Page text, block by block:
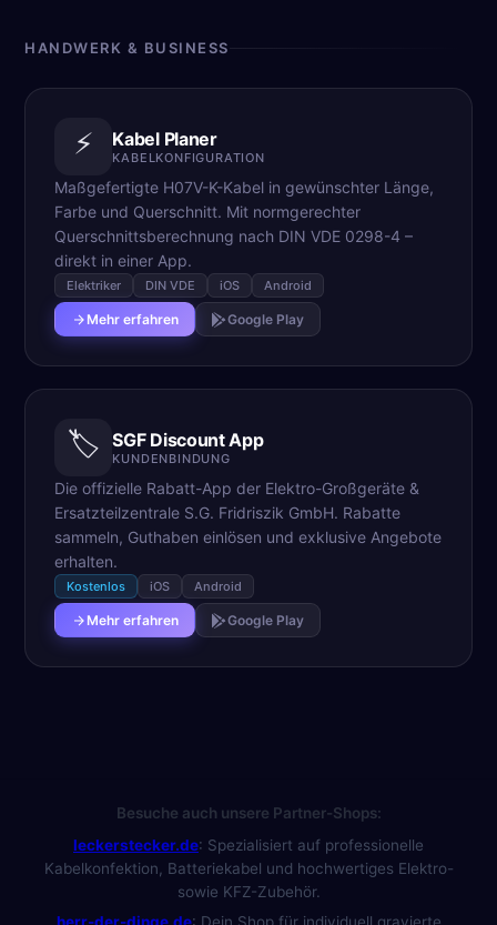
HANDWERK & BUSINESS
⚡ Kabel Planer
KABELKONFIGURATION
Maßgefertigte H07V-K-Kabel in gewünschter Länge,
Farbe und Querschnitt. Mit normgerechter
Querschnittsberechnung nach DIN VDE 0298-4 –
direkt in einer App.
Elektriker DIN VDE iOS Android
Mehr erfahren Google Play
🏷️ SGF Discount App
KUNDENBINDUNG
Die offizielle Rabatt-App der Elektro-Großgeräte &
Ersatzteilzentrale S.G. Fridriszik GmbH. Rabatte
sammeln, Guthaben einlösen und exklusive Angebote
erhalten.
Kostenlos iOS Android
Mehr erfahren Google Play
Besuche auch unsere Partner-Shops:
leckerstecker.de: Spezialisiert auf professionelle
Kabelkonfektion, Batteriekabel und hochwertiges Elektro-
sowie KFZ-Zubehör.